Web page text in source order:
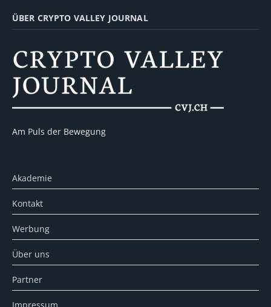
ÜBER CRYPTO VALLEY JOURNAL
Am Puls der Bewegung
Akademie
Kontakt
Werbung
Über uns
Partner